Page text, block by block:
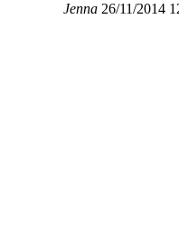
Jenna 26/11/2014